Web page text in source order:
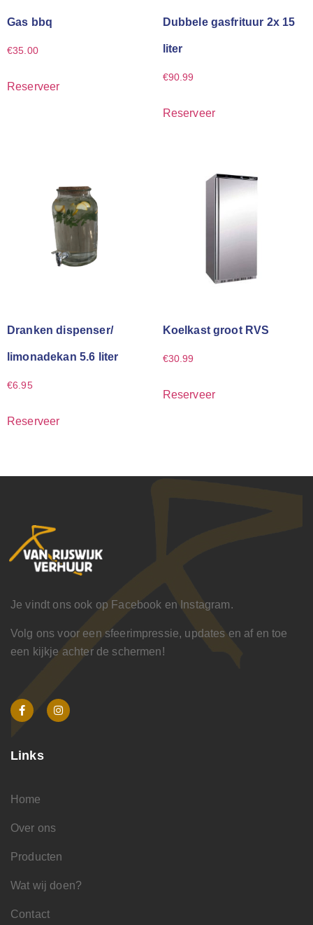
Gas bbq
€35.00
Reserveer
Dubbele gasfrituur 2x 15
liter
€90.99
Reserveer
Dranken dispenser/
limonadekan 5.6 liter
€6.95
Reserveer
Koelkast groot RVS
€30.99
Reserveer
Je vindt ons ook op Facebook en Instagram.
Volg ons voor een sfeerimpressie, updates en af en toe
een kijkje achter de schermen!
Links
Home
Over ons
Producten
Wat wij doen?
Contact